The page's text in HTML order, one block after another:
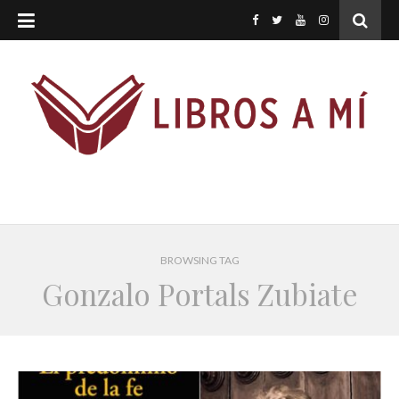
BROWSING TAG
Gonzalo Portals Zubiate